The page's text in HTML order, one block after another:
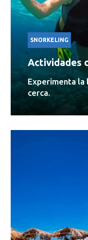
SNORKELING
Actividades
Experimenta la
cerca.